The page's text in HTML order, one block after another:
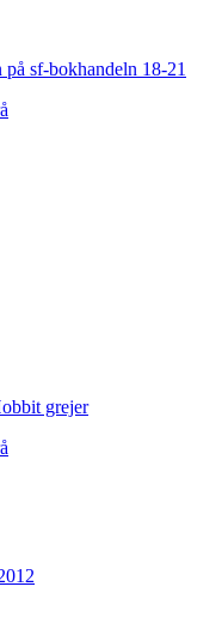
sf-bokhandeln 18-21
grejer